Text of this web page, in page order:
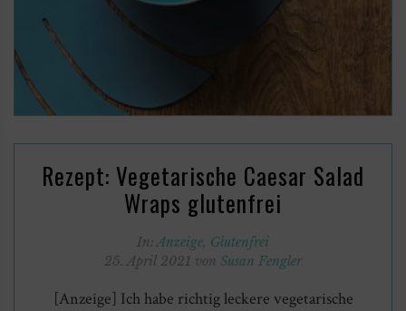
Rezept: Vegetarische Caesar Salad
Wraps glutenfrei
In:Anzeige, Glutenfrei
25. April 2021 von Susan Fengler
[Anzeige] Ich habe richtig leckere vegetarische